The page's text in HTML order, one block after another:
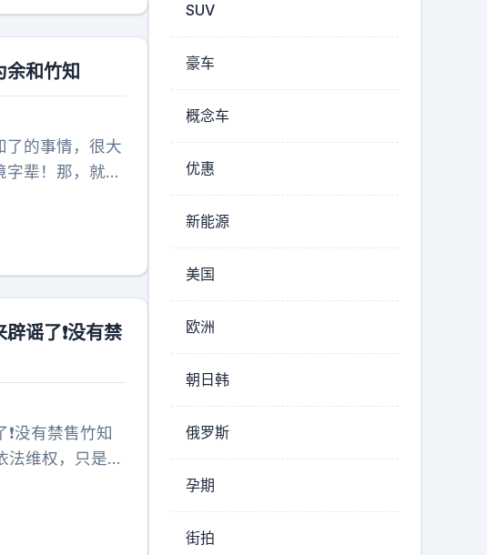
强绑定，让人一
令不少网友想起
了明显百倍的
就好”，而且亲
到什么负面影
、小米汽车的
拒绝普通民主
许公众哪怕是
和竹知
了的事情，很大
辈！那，就跟
儿似乎又难以
谣了❗没有禁
没有禁售竹知
维权，只是二
SUV
豪车
概念车
优惠
新能源
美国
欧洲
朝日韩
俄罗斯
孕期
街拍